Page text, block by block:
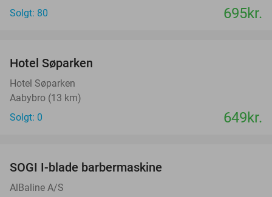
Solgt: 80
695kr.
Hotel Søparken
Hotel Søparken
Aabybro (13 km)
Solgt: 0
649kr.
SOGI I-blade barbermaskine
AlBaline A/S